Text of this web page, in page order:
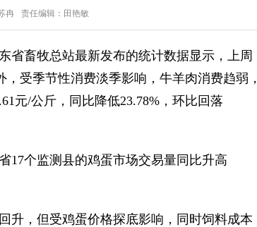
冉 责任编辑：田艳敏
畜牧总站最新发布的统计数据显示，上周
受季节性消费淡季影响，牛羊肉消费趋弱，
元/公斤，同比降低23.78%，环比回落
个监测县的鸡蛋市场交易量同比升高
，但受鸡蛋价格探底影响，同时饲料成本